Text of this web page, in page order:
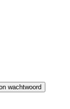
wachtwoord